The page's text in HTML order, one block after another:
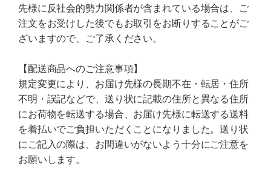
先様に反社会的勢力関係者が含まれている場合は、ご
注文をお受けした後でもお取引をお断りすることがご
ざいますので、ご了承ください。
【配送商品へのご注意事項】
規定変更により、お届け先様の長期不在・転居・住所
不明・誤記などで、送り状に記載の住所と異なる住所
にお荷物を転送する場合、お届け先様に転送する送料
を着払いでご負担いただくことになりました。送り状
にご記入の際は、お間違いがないよう十分にご注意を
お願いします。